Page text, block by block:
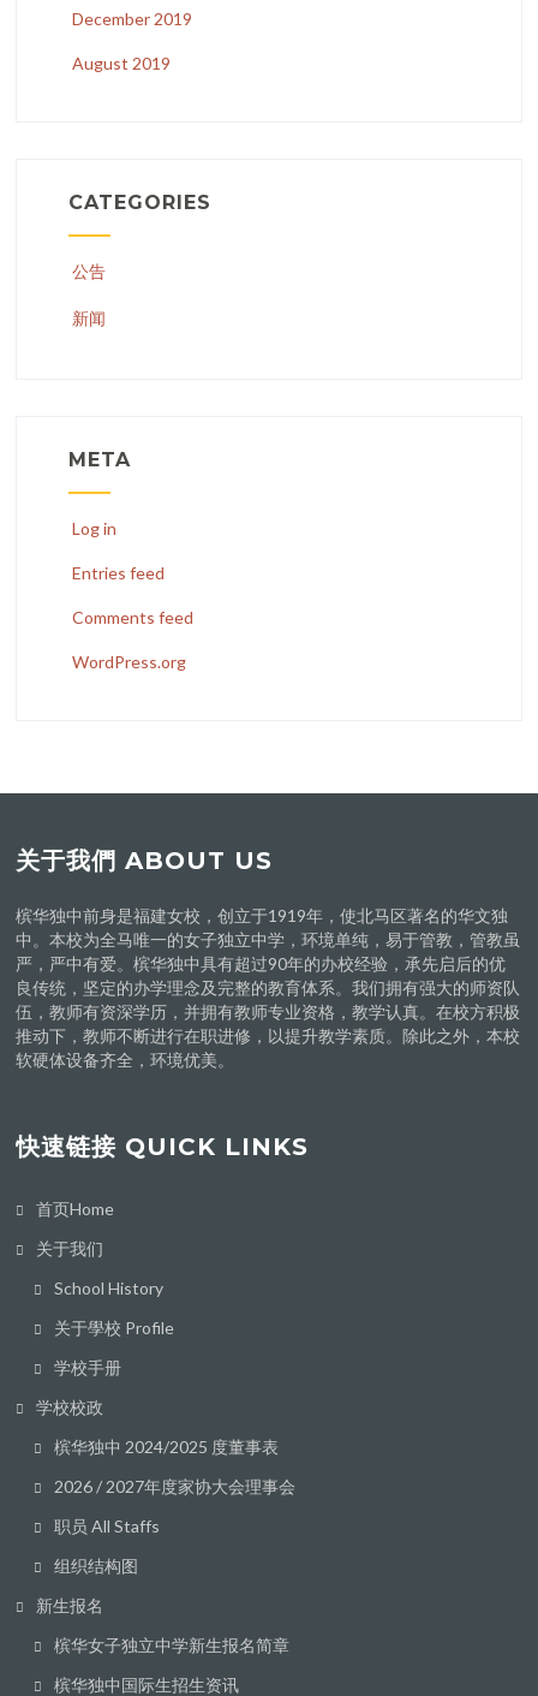
December 2019
August 2019
CATEGORIES
公告
新闻
META
Log in
Entries feed
Comments feed
WordPress.org
关于我們 ABOUT US
槟华独中前身是福建女校，创立于1919年，使北马区著名的华文独
中。本校为全马唯一的女子独立中学，环境单纯，易于管教，管教虽
严，严中有爱。槟华独中具有超过90年的办校经验，承先启后的优
良传统，坚定的办学理念及完整的教育体系。我们拥有强大的师资队
伍，教师有资深学历，并拥有教师专业资格，教学认真。在校方积极
推动下，教师不断进行在职进修，以提升教学素质。除此之外，本校
软硬体设备齐全，环境优美。
快速链接 QUICK LINKS
首页Home
关于我们
School History
关于學校 Profile
学校手册
学校校政
槟华独中 2024/2025 度董事表
2026 / 2027年度家协大会理事会
职员 All Staffs
组织结构图
新生报名
槟华女子独立中学新生报名简章
槟华独中国际生招生资讯